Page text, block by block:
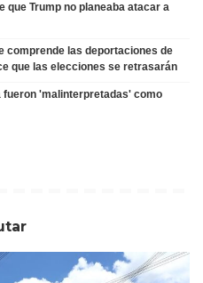
que Trump no planeaba atacar a
comprende las deportaciones de
que las elecciones se retrasarán
fueron 'malinterpretadas' como